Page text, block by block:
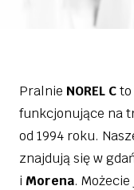
Pralnie NOREL Cto
funkcjonujące na
od 1994 roku.
znajdują się w
i Morena.